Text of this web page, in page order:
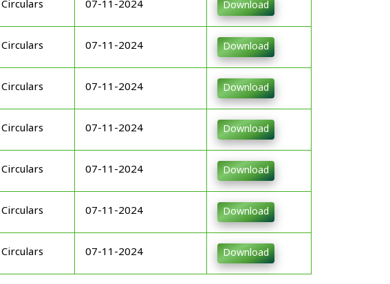
Circulars 07-11-2024 Download
Circulars 07-11-2024 Download
Circulars 07-11-2024 Download
Circulars 07-11-2024 Download
Circulars 07-11-2024 Download
Circulars 07-11-2024 Download
Circulars 07-11-2024 Download